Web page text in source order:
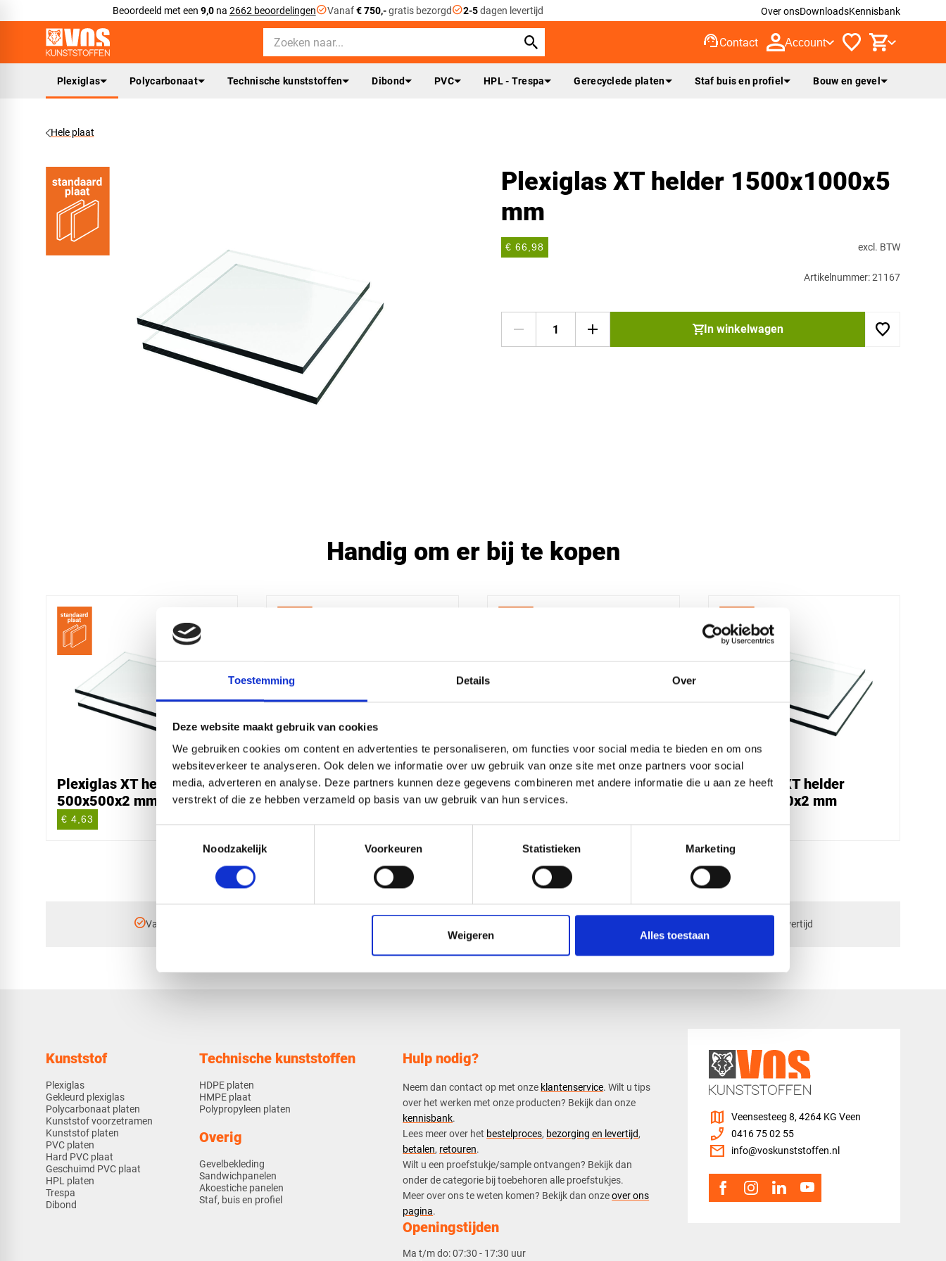
Toestemming Details Over
Deze website maakt gebruik van cookies
We gebruiken cookies om content en advertenties te personaliseren, om functies voor social media te bieden en om ons
websiteverkeer te analyseren. Ook delen we informatie over uw gebruik van onze site met onze partners voor social
media, adverteren en analyse. Deze partners kunnen deze gegevens combineren met andere informatie die u aan ze heeft
verstrekt of die ze hebben verzameld op basis van uw gebruik van hun services.
Noodzakelijk
Voorkeuren Statistieken Marketing
Weigeren Alles toestaan
Beoordeeld met een 9,0na 2662 beoordelingencheck_circleVanaf€ 750,-gratis bezorgdcheck_circle2-5dagen levertijd Over onsDownloadsKennisbank
support_agentContact Account
Plexiglas Polycarbonaat Technische kunststoffen Dibond PVC HPL - Trespa Gerecyclede platen Staf buis en profiel Bouw en gevel
Hele plaat
Plexiglas XT helder 1500x1000x5
mm
€ 66,98 excl. BTW
Artikelnummer: 21167
In winkelwagen
Handig om er bij te kopen
Plexiglas XT helder
500x500x2 mm
€ 4,63
Plexiglas XT helder
3050x2050x2 mm
Plexiglas XT helder
3050x1000x2 mm
Plexiglas XT helder
2050x2000x2 mm
check_circleVanaf dagen levertijd
Kunststof
Plexiglas
Gekleurd plexiglas
Polycarbonaat platen
Kunststof voorzetramen
Kunststof platen
PVC platen
Hard PVC plaat
Geschuimd PVC plaat
HPL platen
Trespa
Dibond
Technische kunststoffen
HDPE platen
HMPE plaat
Polypropyleen platen
Overig
Gevelbekleding
Sandwichpanelen
Akoestiche panelen
Staf, buis en profiel
Hulp nodig?
Neem dan contact op met onze klantenservice. Wilt u tips
over het werken met onze producten? Bekijk dan onze
kennisbank.
​Lees meer over het bestelproces, bezorging en levertijd,
betalen, retouren.​
​Wilt u een proefstukje/sample ontvangen? Bekijk dan
onder de categorie bij toebehoren alle proefstukjes.
​​Meer over ons te weten komen? Bekijk dan onzeover ons
pagina.
Openingstijden
Ma t/m do:07:30 - 17:30 uur
map Veensesteeg 8, 4264 KG Veen
phone_enabled 0416 75 02 55
mail info@voskunststoffen.nl